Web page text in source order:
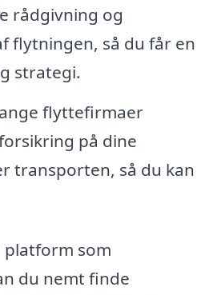
rådgivning og
flytningen, så du får en
strategi.
flyttefirmaer
på dine
transporten, så du kan
som
du nemt finde